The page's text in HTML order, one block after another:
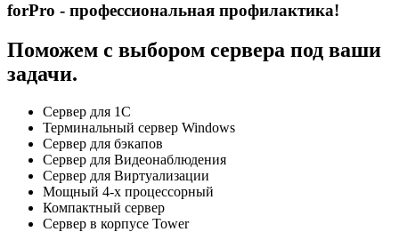
forPro - профессиональная профилактика!
Поможем с выбором сервера под ваши
задачи.
Сервер для 1С
Терминальный сервер Windows
Сервер для бэкапов
Сервер для Видеонаблюдения
Сервер для Виртуализации
Мощный 4-х процессорный
Компактный сервер
Сервер в корпусе Tower